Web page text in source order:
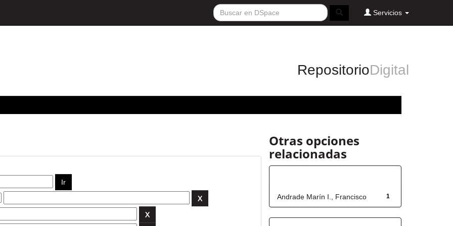
Servicios
RepositorioDigital
Otras opciones
relacionadas
1
Andrade Marín I., Francisco